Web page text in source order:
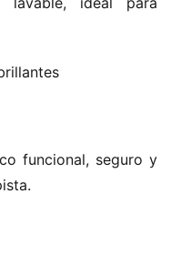
funcional, seguro y